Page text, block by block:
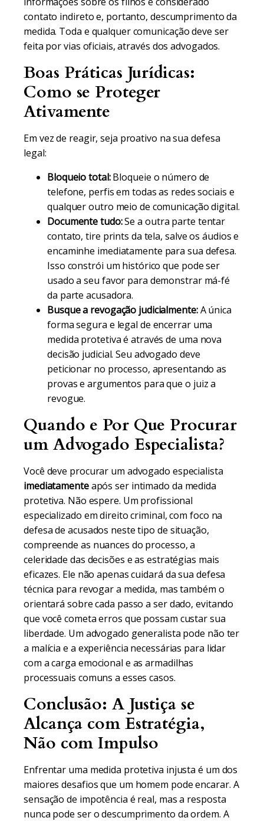
contato indireto e, portanto, descumprimento da
medida. Toda e qualquer comunicação deve ser
feita por vias oficiais, através dos advogados.
Boas Práticas Jurídicas:
Como se Proteger
Ativamente
Em vez de reagir, seja proativo na sua defesa
legal:
Bloqueio total:Bloqueie o número de
telefone, perfis em todas as redes sociais e
qualquer outro meio de comunicação digital.
Documente tudo:Se a outra parte tentar
contato, tire prints da tela, salve os áudios e
encaminhe imediatamente para sua defesa.
Isso constrói um histórico que pode ser
usado a seu favor para demonstrar má-fé
da parte acusadora.
Busque a revogação judicialmente:A única
forma segura e legal de encerrar uma
medida protetiva é através de uma nova
decisão judicial. Seu advogado deve
peticionar no processo, apresentando as
provas e argumentos para que o juiz a
revogue.
Quando e Por Que Procurar
um Advogado Especialista?
Você deve procurar um advogado especialista
imediatamenteapós ser intimado da medida
protetiva. Não espere. Um profissional
especializado em direito criminal, com foco na
defesa de acusados neste tipo de situação,
compreende as nuances do processo, a
celeridade das decisões e as estratégias mais
eficazes. Ele não apenas cuidará da sua defesa
técnica para revogar a medida, mas também o
orientará sobre cada passo a ser dado, evitando
que você cometa erros que possam custar sua
liberdade. Um advogado generalista pode não ter
a malícia e a experiência necessárias para lidar
com a carga emocional e as armadilhas
processuais comuns a esses casos.
Conclusão: A Justiça se
Alcança com Estratégia,
Não com Impulso
Enfrentar uma medida protetiva injusta é um dos
maiores desafios que um homem pode encarar. A
sensação de impotência é real, mas a resposta
nunca pode ser o descumprimento da ordem. A